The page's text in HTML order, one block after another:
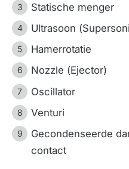
Statische menger
Ultrasoon
Hamerrotatie
Nozzle (Ejector)
Oscillator
Venturi
Gecondenseerde
contact